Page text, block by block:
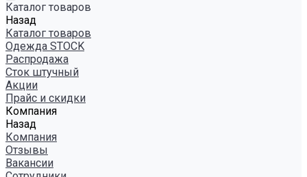
Каталог товаров
Назад
Каталог товаров
Одежда STOCK
Распродажа
Сток штучный
Акции
Прайс и скидки
Компания
Назад
Компания
Отзывы
Вакансии